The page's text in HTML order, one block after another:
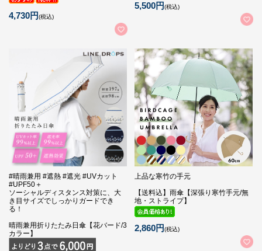
4,730円(税込)
5,500円(税込)
#晴雨兼用 #遮熱 #遮光 #UVカット
#UPF50＋
ソーシャルディスタンス対策に、大
き目サイズでしっかりガードでき
る！
晴雨兼用折りたたみ日傘【花バード/3
カラー】
上品な寒竹の手元
【送料込】雨傘【深張り寒竹手元/無
地・ストライプ】
2,860円(税込)